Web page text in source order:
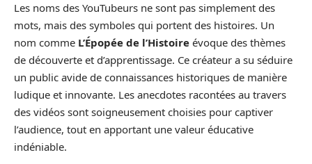
Les noms des YouTubeurs ne sont pas simplement des
mots, mais des symboles qui portent des histoires. Un
nom comme L’Épopée de l’Histoire évoque des thèmes
de découverte et d’apprentissage. Ce créateur a su séduire
un public avide de connaissances historiques de manière
ludique et innovante. Les anecdotes racontées au travers
des vidéos sont soigneusement choisies pour captiver
l’audience, tout en apportant une valeur éducative
indéniable.